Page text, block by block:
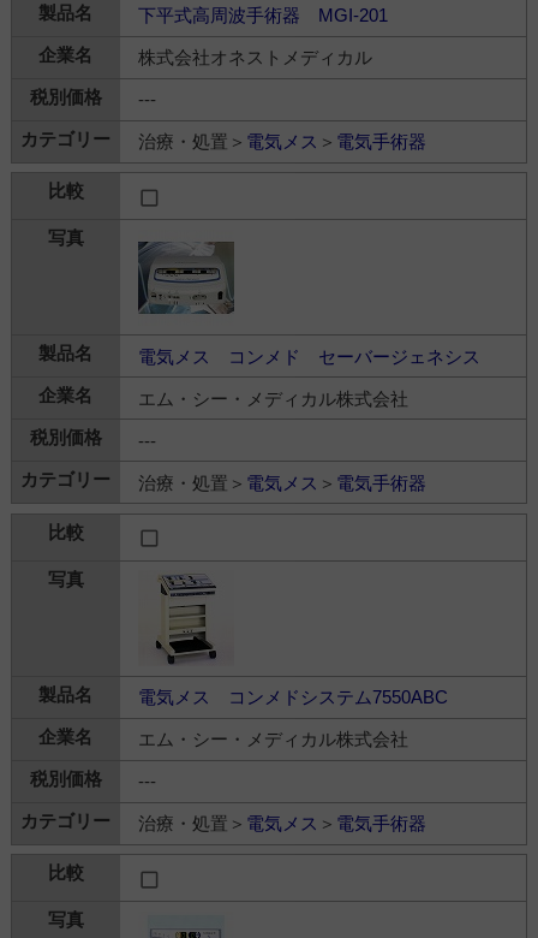
下平式高周波手術器 MGI-201
株式会社オネストメディカル
---
治療・処置＞ 電気メス ＞ 電気手術器
電気メス コンメド セーバージェネシス
エム・シー・メディカル株式会社
---
治療・処置＞ 電気メス ＞ 電気手術器
電気メス コンメドシステム7550ABC
エム・シー・メディカル株式会社
---
治療・処置＞ 電気メス ＞ 電気手術器